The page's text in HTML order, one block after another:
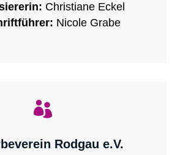
Christiane Eckel
Nicole Grabe

Rodgau e.V.